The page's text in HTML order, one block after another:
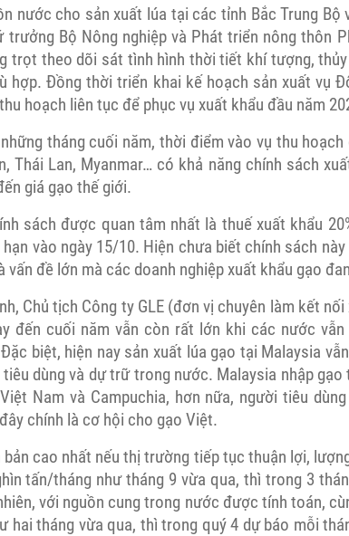
nước cho sản xuất lúa tại các tỉnh Bắc Trung
trưởng Bộ Nông nghiệp và Phát triển nông thôn
trọt theo dõi sát tình hình thời tiết khí tượng,
hợp. Đồng thời triển khai kế hoạch sản xuất vụ
hoạch liên tục để phục vụ xuất khẩu đầu năm
tháng cuối năm, thời điểm vào vụ thu
Thái Lan, Myanmar… có khả năng chính sách
giá gạo thế giới.
sách được quan tâm nhất là thuế xuất khẩu
vào ngày 15/10. Hiện chưa biết chính sách
vấn đề lớn mà các doanh nghiệp xuất khẩu gạo
Chủ tịch Công ty GLE (đơn vị chuyên làm kết
đến cuối năm vẫn còn rất lớn khi các nước
biệt, hiện nay sản xuất lúa gạo tại Malaysia
dùng và dự trữ trong nước. Malaysia nhập
Nam và Campuchia, hơn nữa, người tiêu
chính là cơ hội cho gạo Việt.
cao nhất nếu thị trường tiếp tục thuận lợi,
tấn/tháng như tháng 9 vừa qua, thì trong 3
với nguồn cung trong nước được tính toán,
hai tháng vừa qua, thì trong quý 4 dự báo mỗi